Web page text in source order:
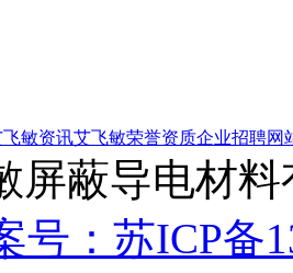
飞敏资讯艾飞敏荣誉资质企业招聘网
屏蔽导电材
号：苏ICP备